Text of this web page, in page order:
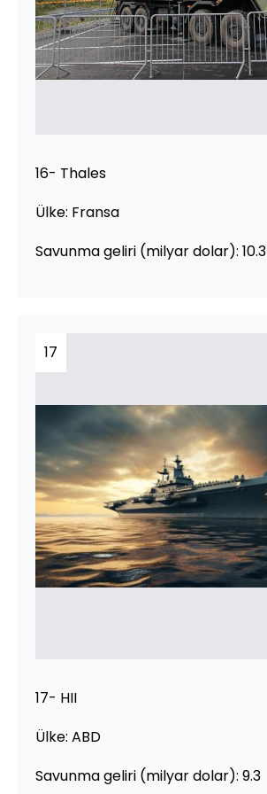
16- Thales
Ülke: Fransa
Savunma geliri (milyar dolar): 10.3
17
17- HII
Ülke: ABD
Savunma geliri (milyar dolar): 9.3